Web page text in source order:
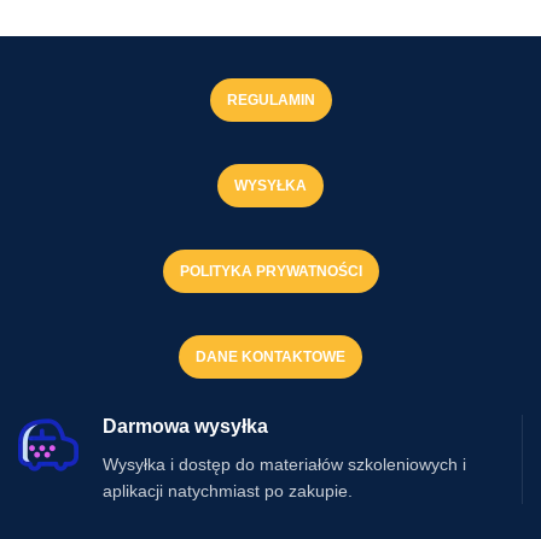
REGULAMIN
WYSYŁKA
POLITYKA PRYWATNOŚCI
DANE KONTAKTOWE
Darmowa wysyłka
Wysyłka i dostęp do materiałów szkoleniowych i
aplikacji natychmiast po zakupie.